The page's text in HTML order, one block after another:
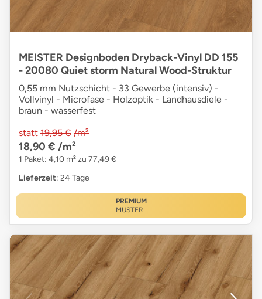
MEISTER Designboden Dryback-Vinyl DD 155
- 20080 Quiet storm Natural Wood-Struktur
0,55 mm Nutzschicht - 33 Gewerbe (intensiv) -
Vollvinyl - Microfase - Holzoptik - Landhausdiele -
braun - wasserfest
statt 19,95 € /m²
18,90 € /m²
1 Paket: 4,10 m² zu 77,49 €
Lieferzeit: 24 Tage
PREMIUM
MUSTER